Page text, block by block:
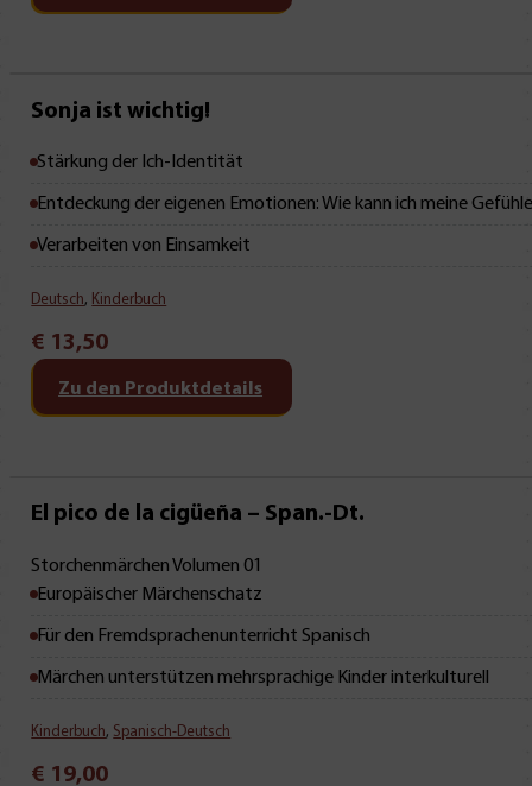
Neu • Neu • Neu
Sonja ist wichtig!
Stärkung der Ich-Identität
Entdeckung der eigenen Emotionen: Wie kann ich meine
Verarbeiten von Einsamkeit
Deutsch, Kinderbuch
€ 13,50
Zu den Produktdetails
Mit Leseprobe!
El pico de la cigüeña – Span.-Dt.
Storchenmärchen Volumen 01
Europäischer Märchenschatz
Für den Fremdsprachenunterricht Spanisch
Märchen unterstützen mehrsprachige Kinder interkulturell
Kinderbuch, Spanisch-Deutsch
€ 19,00